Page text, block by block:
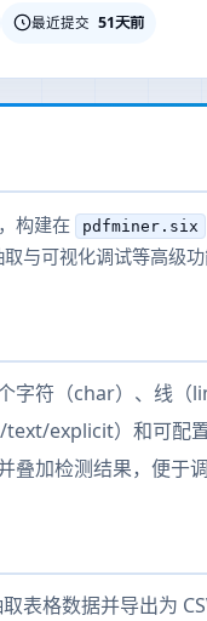
最近提交 51天前
构建在 pdfminer.six
与可视化调试等高级
字符（char）、线（
explicit）和可配
叠加检测结果，便于
表格数据并导出为